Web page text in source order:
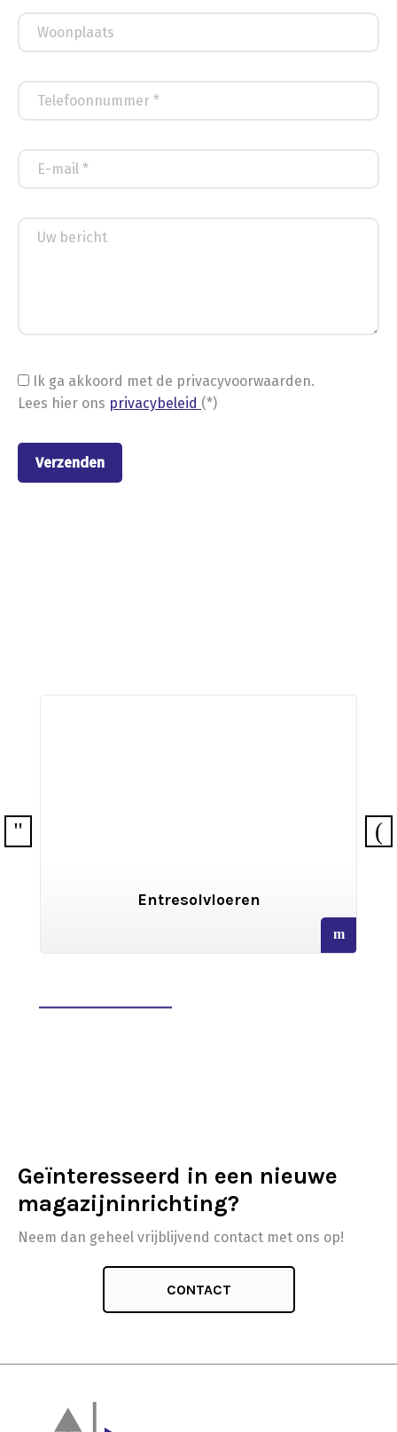
Ik ga akkoord met de privacyvoorwaarden.
Lees hier ons privacybeleid (*)
Archiefstellingen
Geïnteresseerd in een nieuwe
magazijninrichting?
Neem dan geheel vrijblijvend contact met ons op!
CONTACT